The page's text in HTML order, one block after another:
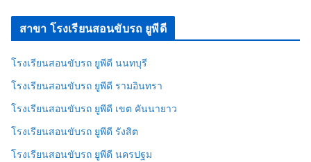
สาขา โรงเรียนสอนขับรถ ยูพีดี
โรงเรียนสอนขับรถ ยูพีดี นนทบุรี
โรงเรียนสอนขับรถ ยูพีดี รามอินทรา
โรงเรียนสอนขับรถ ยูพีดี เขต คันนายาว
โรงเรียนสอนขับรถ ยูพีดี รังสิต
โรงเรียนสอนขับรถ ยูพีดี นครปฐม